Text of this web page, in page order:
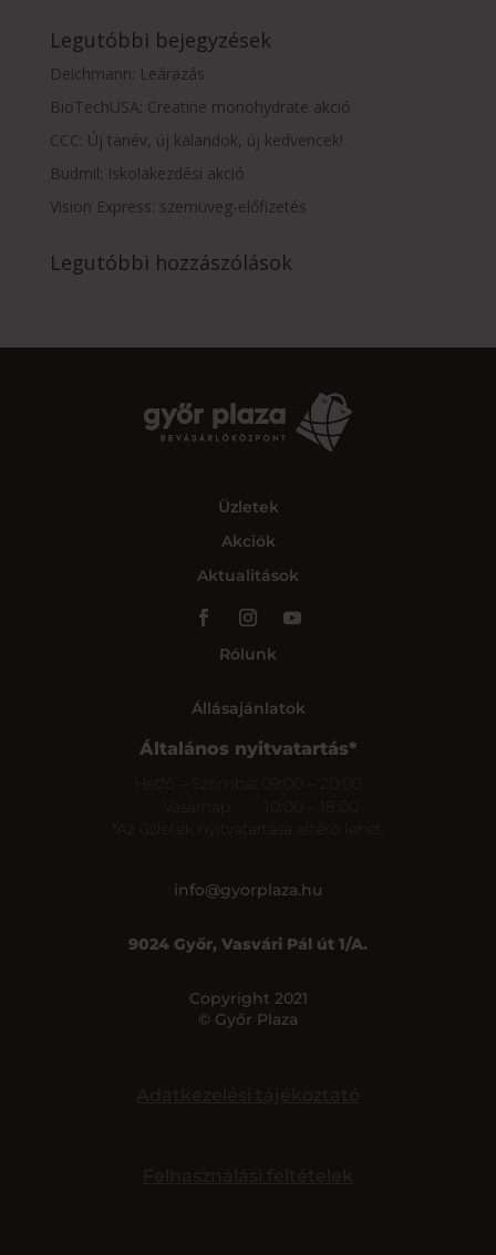
Legutóbbi bejegyzések
Deichmann: Leárazás
BioTechUSA: Creatine monohydrate akció
CCC: Új tanév, új kalandok, új kedvencek!
Budmil: Iskolakezdési akció
Vision Express: szemüveg-előfizetés
Legutóbbi hozzászólások
Üzletek
Akciók
Aktualitások
Rólunk
Állásajánlatok
Általános nyitvatartás*
*Az üzletek nyitvatartása eltérő lehet.
info@gyorplaza.hu
9024 Győr, Vasvári Pál út 1/A.
Copyright 2021
© Győr Plaza